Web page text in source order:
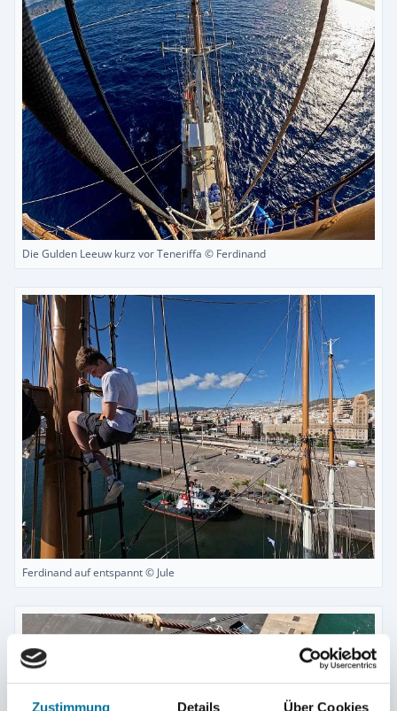
Zustimmung Details Über Cookies
Die Gulden Leeuw kurz vor Teneriffa © Ferdinand
Ferdinand auf entspannt © Jule